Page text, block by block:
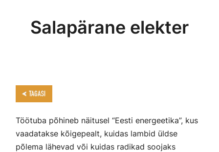
Salapärane elekter
Töötuba põhineb näitusel “Eesti energeetika”, kus
vaadatakse kõigepealt, kuidas lambid üldse
põlema lähevad või kuidas radikad soojaks